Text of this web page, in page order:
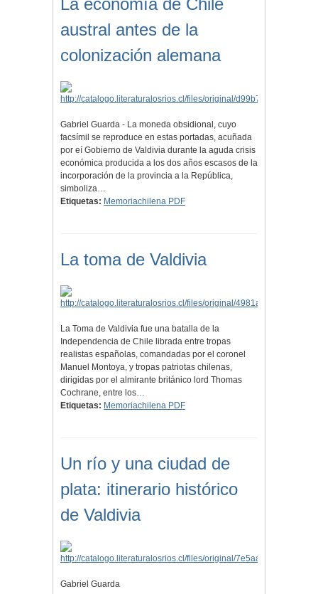
La economía de Chile
austral antes de la
colonización alemana
Gabriel Guarda - La moneda obsidional, cuyo
facsímil se reproduce en estas portadas, acuñada
por eí Gobierno de Valdivia durante la aguda crisis
económica producida a los dos años escasos de la
incorporación de la provincia a la República,
simboliza…
Etiquetas: Memoriachilena PDF
La toma de Valdivia
La Toma de Valdivia fue una batalla de la
Independencia de Chile librada entre tropas
realistas españolas, comandadas por el coronel
Manuel Montoya, y tropas patriotas chilenas,
dirigidas por el almirante británico lord Thomas
Cochrane, entre los…
Etiquetas: Memoriachilena PDF
Un río y una ciudad de
plata: itinerario histórico
de Valdivia
Gabriel Guarda